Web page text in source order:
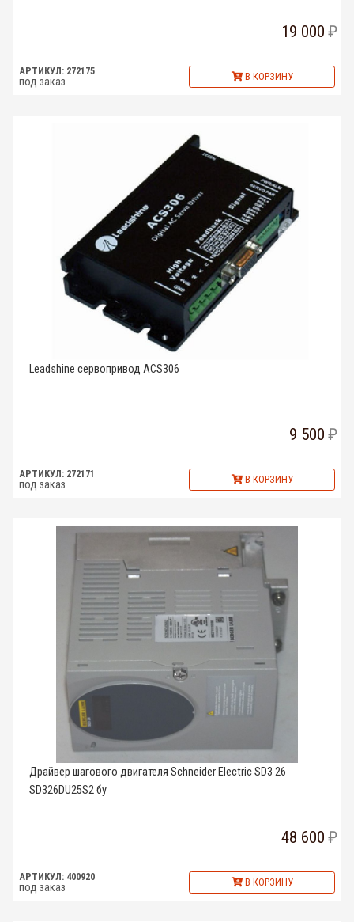
19 000
АРТИКУЛ: 272175
под заказ В КОРЗИНУ
Leadshine сервопривод ACS306
9 500
АРТИКУЛ: 272171
под заказ В КОРЗИНУ
Драйвер шагового двигателя Schneider Electric SD3 26
SD326DU25S2 бу
48 600
АРТИКУЛ: 400920
под заказ В КОРЗИНУ